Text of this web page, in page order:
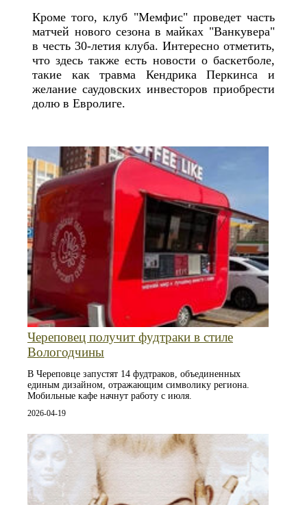
Кроме того, клуб "Мемфис" проведет часть
матчей нового сезона в майках "Ванкувера"
в честь 30-летия клуба. Интересно отметить,
что здесь также есть новости о баскетболе,
такие как травма Кендрика Перкинса и
желание саудовских инвесторов приобрести
долю в Евролиге.
Череповец получит фудтраки в стиле
Вологодчины
В Череповце запустят 14 фудтраков, объединенных
единым дизайном, отражающим символику региона.
Мобильные кафе начнут работу с июля.
2026-04-19